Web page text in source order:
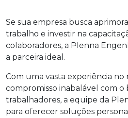
Se sua empresa busca
trabalho e investir na
colaboradores, a Plenna
a parceira ideal.
Com uma vasta experiência no
compromisso inabalável com o
trabalhadores, a equipe da
para oferecer soluções